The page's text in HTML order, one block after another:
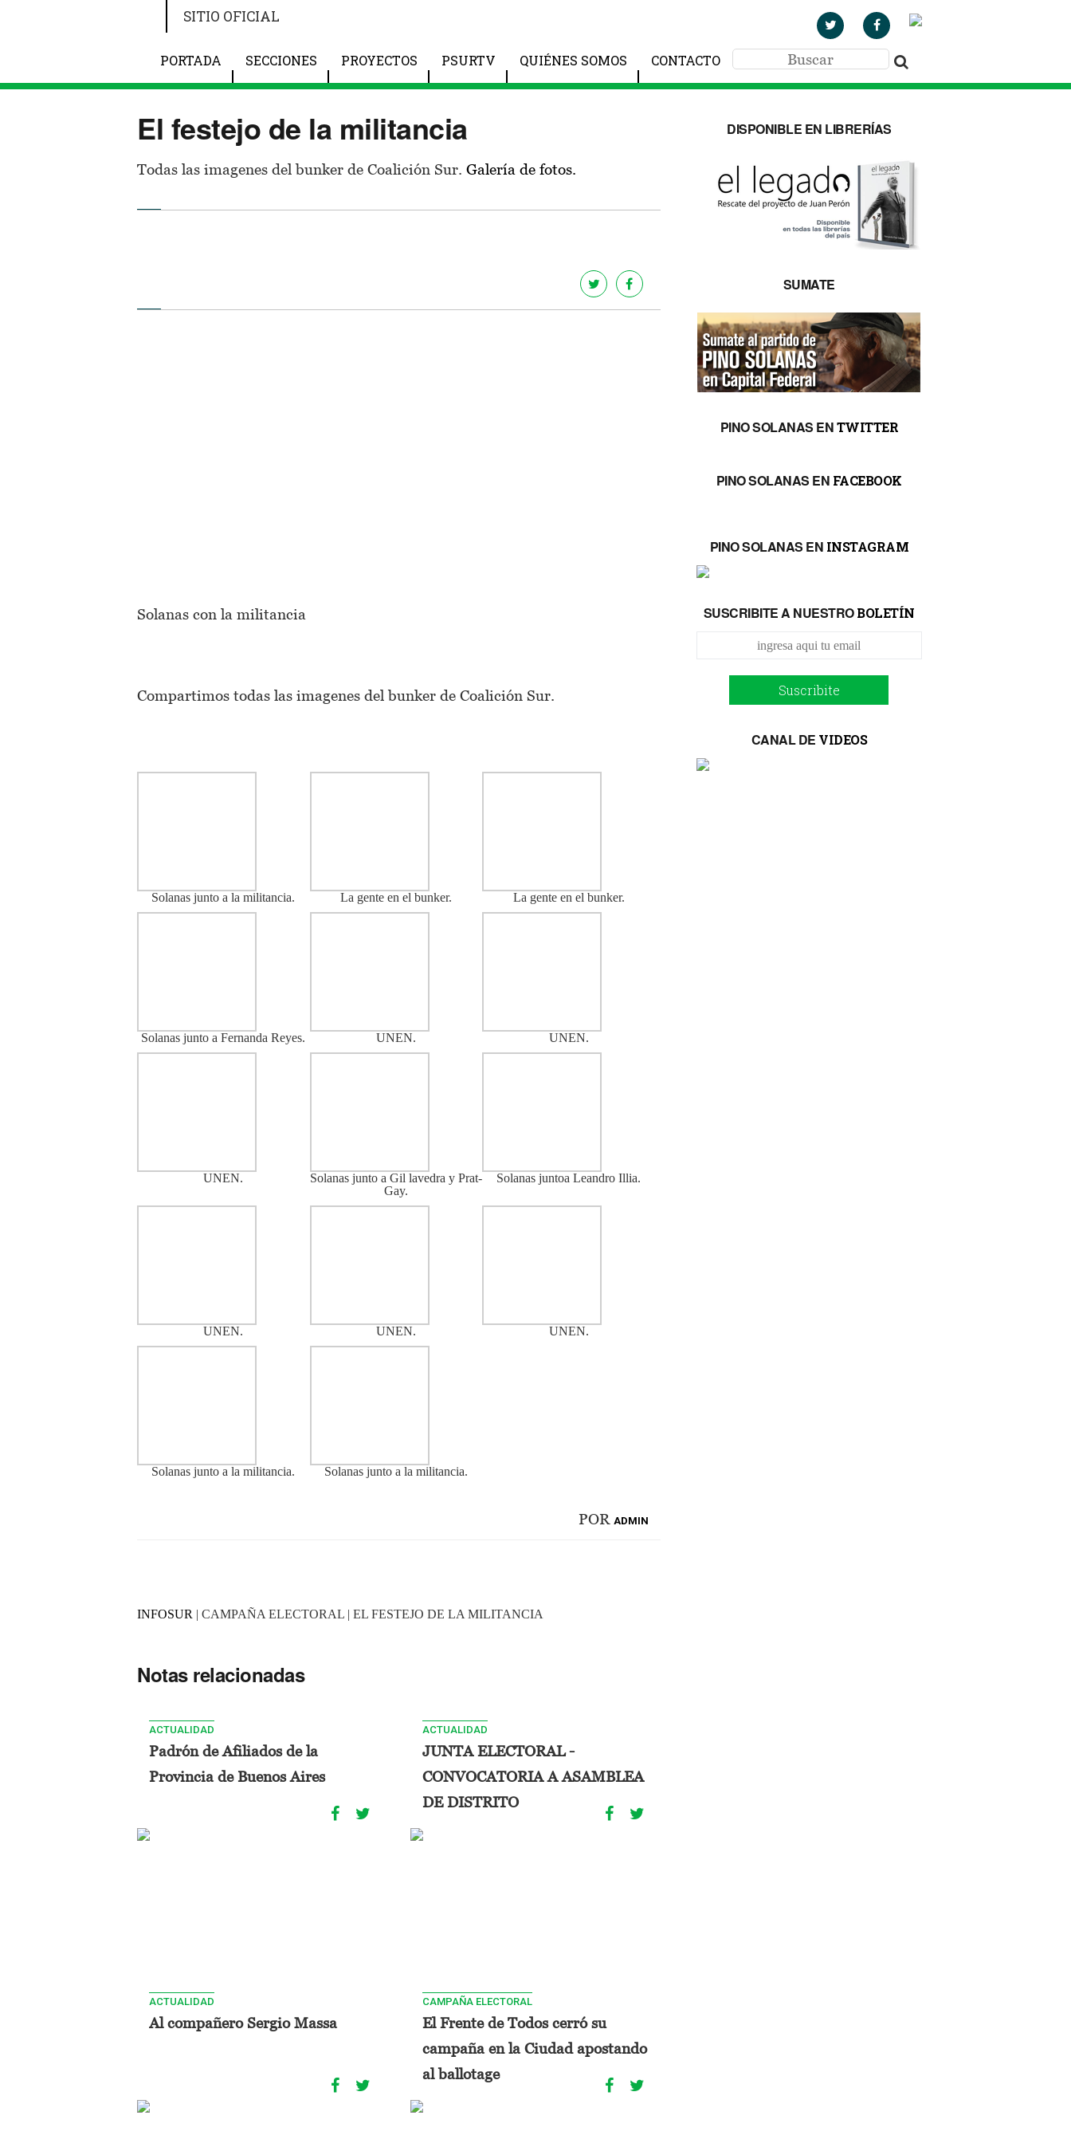
SITIO OFICIAL
PORTADA SECCIONES PROYECTOS PSURTV QUIÉNES SOMOS CONTACTO
El festejo de la militancia
Todas las imagenes del bunker de Coalición Sur. Galería de fotos.
Solanas con la militancia
Compartimos todas las imagenes del bunker de Coalición Sur.
Solanas junto a la militancia. La gente en el bunker. La gente en el bunker.
Solanas junto a Fernanda Reyes. UNEN. UNEN.
UNEN.
Solanas junto a Gil lavedra y Prat-
Gay.
Solanas juntoa Leandro Illia.
UNEN. UNEN. UNEN.
Solanas junto a la militancia. Solanas junto a la militancia.
POR ADMIN
INFOSUR | CAMPAÑA ELECTORAL | EL FESTEJO DE LA MILITANCIA
Notas relacionadas
ACTUALIDAD
Padrón de Afiliados de la
Provincia de Buenos Aires
ACTUALIDAD
JUNTA ELECTORAL -
CONVOCATORIA A ASAMBLEA
DE DISTRITO
ACTUALIDAD
Al compañero Sergio Massa
CAMPAÑA ELECTORAL
El Frente de Todos cerró su
campaña en la Ciudad apostando
al ballotage
DISPONIBLE EN LIBRERÍAS
SUMATE
PINO SOLANAS ENTWITTER
PINO SOLANAS EN FACEBOOK
PINO SOLANAS EN INSTAGRAM
SUSCRIBITE A NUESTROBOLETÍN
Suscribite
CANAL DE VIDEOS